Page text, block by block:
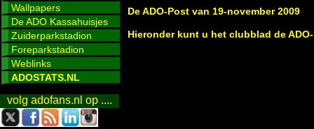
Wallpapers
De ADO Kassahuisjes
Zuiderparkstadion
Foreparkstadion
Weblinks
ADOSTATS.NL
volg adofans.nl op ....
De ADO-Post van 19-november 2009
Hieronder kunt u het clubblad de